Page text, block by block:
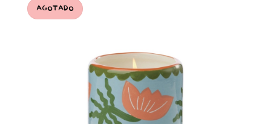
AGOTADO